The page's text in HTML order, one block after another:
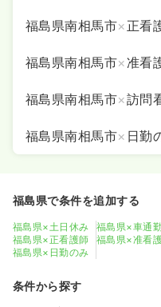
福島県南相馬市× 正看
福島県南相馬市×准看
福島県南相馬市×訪問
福島県南相馬市× 日勤
福島県で条件を追加する
福島県×土日休み 福島県×車通
福島県×正看護師
福島県×准看
福島県×日勤のみ
条件から探す